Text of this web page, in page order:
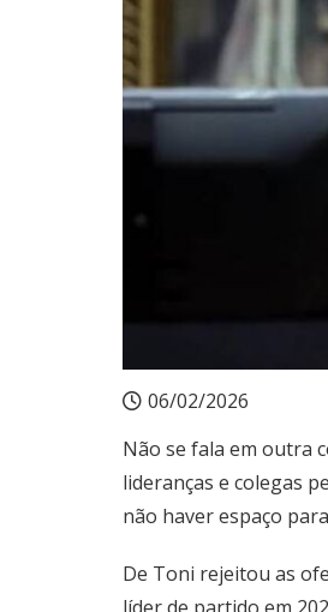
06/02/2026
Não se fala em outra
lideranças e colegas
não haver espaço
De Toni rejeitou as